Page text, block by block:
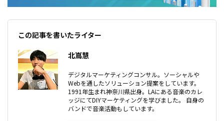
この記事を書いたライター
北嶌慧
デジタルマーケティングコンサル。ソーシャルや
Webを通したソリューション提案をしています。
1991年生まれ神奈川県出身。LAにある音楽のカレ
ッジにてDIYマーケティングを学びました。 自身の
バンドで音楽活動もしています。